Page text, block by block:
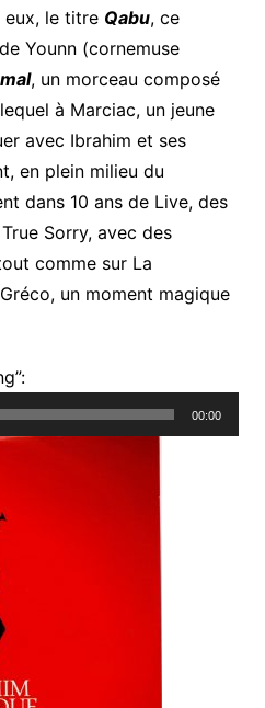
eux, le titre Qabu, ce
Younn (cornemuse
, un morceau composé
à Marciac, un jeune
avec Ibrahim et ses
en plein milieu du
dans 10 ans de Live, des
Sorry, avec des
comme sur La
un moment magique
Lecteur
audio
00:00